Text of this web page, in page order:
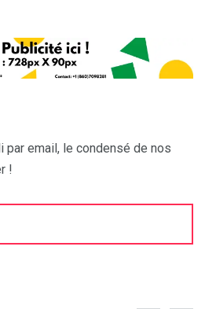
par email, le condensé de nos
!